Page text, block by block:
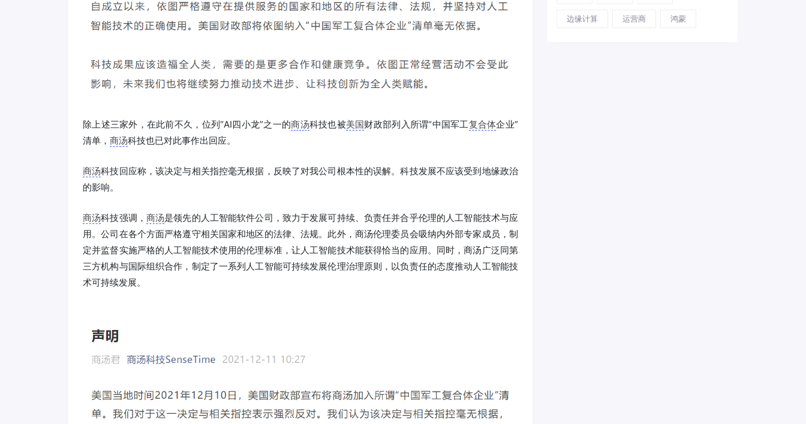
除上述三家外，在此前不久，位列“AI四小龙”之一的商汤科技也被美国财政部列入所谓“中国军工复合体企业”
清单， 商汤科技也已对此事作出回应。
商汤科技回应称，该决定与相关指控毫无根据，反映了对我公司根本性的误解。科技发展不应该受到地缘政治
的影响。
商汤科技强调， 商汤是领先的人工智能软件公司，致力于发展可持续、负责任并合乎伦理的人工智能技术与应
用。公司在各个方面严格遵守相关国家和地区的法律、法规。此外，商汤伦理委员会吸纳内外部专家成员，制
定并监督实施严格的人工智能技术使用的伦理标准，让人工智能技术能获得恰当的应用。同时，商汤广泛同第
三方机构与国际组织合作，制定了一系列人工智能可持续发展伦理治理原则，以负责任的态度推动人工智能技
术可持续发展。
边缘计算 运营商 鸿蒙